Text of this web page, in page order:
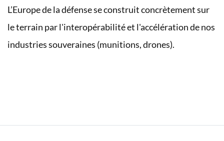
L’Europe de la défense se construit concrètement sur
le terrain par l'interopérabilité et l'accélération de nos
industries souveraines (munitions, drones).